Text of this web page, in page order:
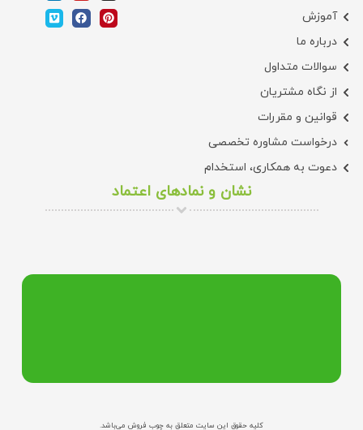
آموزش
درباره ما
سوالات متداول
از نگاه مشتریان
قوانین و مقررات
درخواست مشاوره تخصصی
دعوت به همکاری، استخدام
نشان و نمادهای اعتماد
کلیه حقوق این سایت متعلق به چوب فروش می‌باشد.